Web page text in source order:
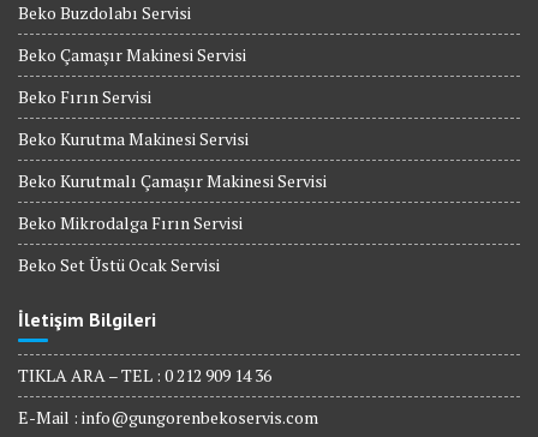
Beko Buzdolabı Servisi
Beko Çamaşır Makinesi Servisi
Beko Fırın Servisi
Beko Kurutma Makinesi Servisi
Beko Kurutmalı Çamaşır Makinesi Servisi
Beko Mikrodalga Fırın Servisi
Beko Set Üstü Ocak Servisi
İletişim Bilgileri
TIKLA ARA – TEL : 0 212 909 14 36
E-Mail : info@gungorenbekoservis.com